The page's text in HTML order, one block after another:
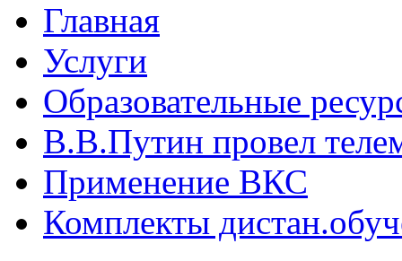
Главная
Услуги
Образовательные
В.B.Путин провел
Применение ВКС
Комплекты